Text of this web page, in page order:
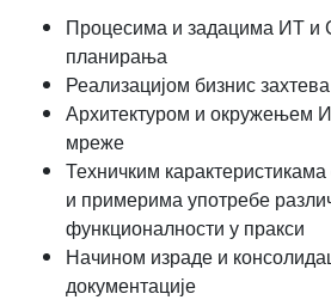
Процесима и задацима ИТ и
планирања
Реализацијом бизнис захтева
Архитектуром и окружењем
мреже
Техничким
и примерима употребе
функционалности у пракси
Начином израде и
документације